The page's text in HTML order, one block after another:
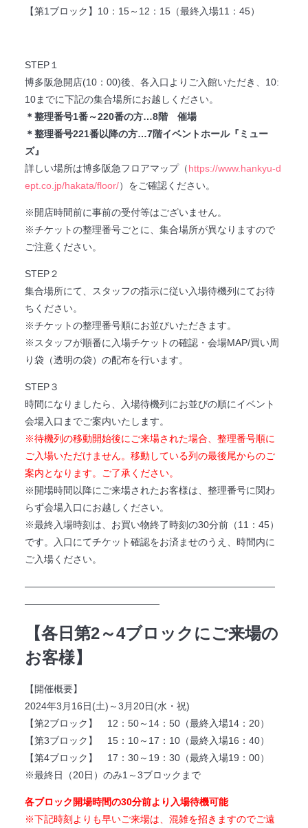
【第1ブロック】10：15～12：15（最終入場11：45）
STEP１
博多阪急開店(10：00)後、各入口よりご入館いただき、10:
10までに下記の集合場所にお越しください。
＊整理番号1番～220番の方…8階 催場
＊整理番号221番以降の方…7階イベントホール『ミュー
ズ』
詳しい場所は博多阪急フロアマップ（https://www.hankyu-d
ept.co.jp/hakata/floor/）をご確認ください。
※開店時間前に事前の受付等はございません。
※チケットの整理番号ごとに、集合場所が異なりますので
ご注意ください。
STEP２
集合場所にて、スタッフの指示に従い入場待機列にてお待
ちください。
※チケットの整理番号順にお並びいただきます。
※スタッフが順番に入場チケットの確認・会場MAP/買い周
り袋（透明の袋）の配布を行います。
STEP３
時間になりましたら、入場待機列にお並びの順にイベント
会場入口までご案内いたします。
※待機列の移動開始後にご来場された場合、整理番号順に
ご入場いただけません。移動している列の最後尾からのご
案内となります。ご了承ください。
※開場時間以降にご来場されたお客様は、整理番号に関わ
らず会場入口にお越しください。
※最終入場時刻は、お買い物終了時刻の30分前（11：45）
です。入口にてチケット確認をお済ませのうえ、時間内に
ご入場ください。
――――――――――――――――――――――――――
――――――――――――――
【各日第2～4ブロックにご来場の
お客様】
【開催概要】
2024年3月16日(土)～3月20日(水・祝)
【第2ブロック】 12：50～14：50（最終入場14：20）
【第3ブロック】 15：10～17：10（最終入場16：40）
【第4ブロック】 17：30～19：30（最終入場19：00）
※最終日（20日）のみ1～3ブロックまで
各ブロック開場時間の30分前より入場待機可能
※下記時刻よりも早いご来場は、混雑を招きますのでご遠